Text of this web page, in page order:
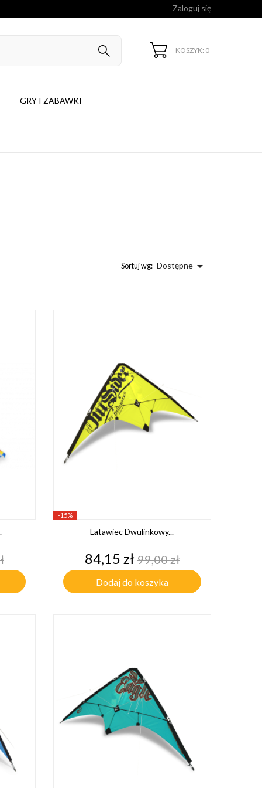
Zaloguj się
KOSZYK: 0
GRY I ZABAWKI
Sortuj wg: Dostępne 
-15%
Latawiec Dwulinkowy...
Cena
84,15 zł Cena
podstawowa
99,00 zł
Dodaj do koszyka